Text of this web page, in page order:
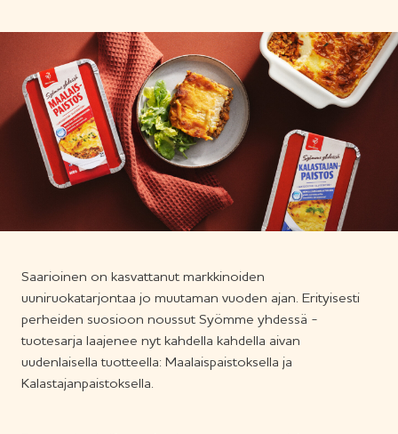
Saarioinen on kasvattanut markkinoiden
uuniruokatarjontaa jo muutaman vuoden ajan. Erityisesti
perheiden suosioon noussut Syömme yhdessä -
tuotesarja laajenee nyt kahdella kahdella aivan
uudenlaisella tuotteella: Maalaispaistoksella ja
Kalastajanpaistoksella.